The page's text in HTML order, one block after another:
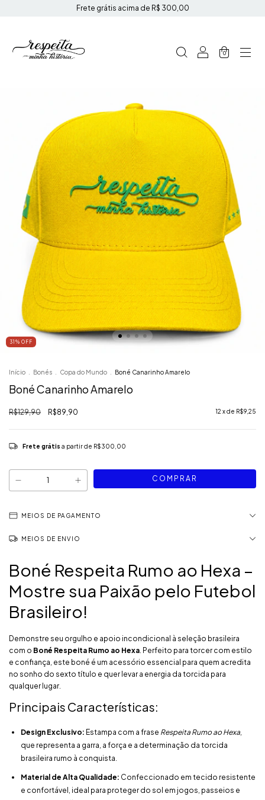
Frete grátis acima de R$ 300,00
0
31 % OFF
Início Bonés Copa do Mundo Boné Canarinho Amarelo
Boné Canarinho Amarelo
R$129,90 R$89,90 12 x de R$9,25
Frete grátis a partir de R$300,00
MEIOS DE PAGAMENTO
MEIOS DE ENVIO
Boné Respeita Rumo ao Hexa –
Mostre sua Paixão pelo Futebol
Brasileiro!
Demonstre seu orgulho e apoio incondicional à seleção brasileira
com o Boné Respeita Rumo ao Hexa . Perfeito para torcer com estilo
e confiança, este boné é um acessório essencial para quem acredita
no sonho do sexto título e quer levar a energia da torcida para
qualquer lugar.
Principais Características:
Design Exclusivo: Estampa com a frase Respeita Rumo ao Hexa
que representa a garra, a força e a determinação da torcida
brasileira rumo à conquista.
Material de Alta Qualidade: Confeccionado em tecido resistente
e confortável, ideal para proteger do sol em jogos, passeios e